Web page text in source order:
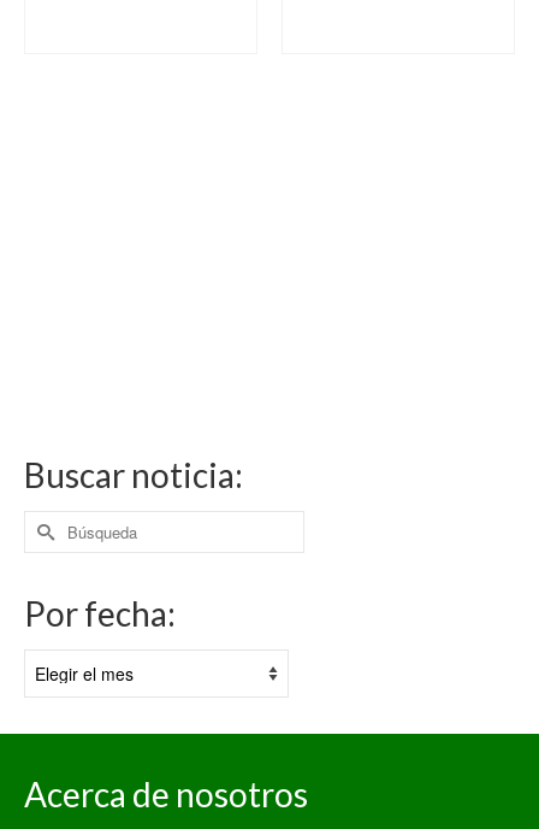
Buscar noticia:
Buscar
por:
Por fecha:
fecha:
Acerca de nosotros